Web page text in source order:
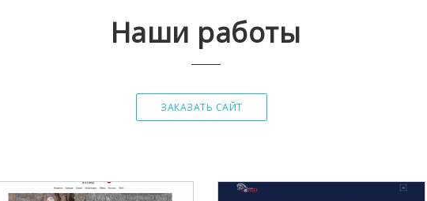
Наши работы
ЗАКАЗАТЬ САЙТ